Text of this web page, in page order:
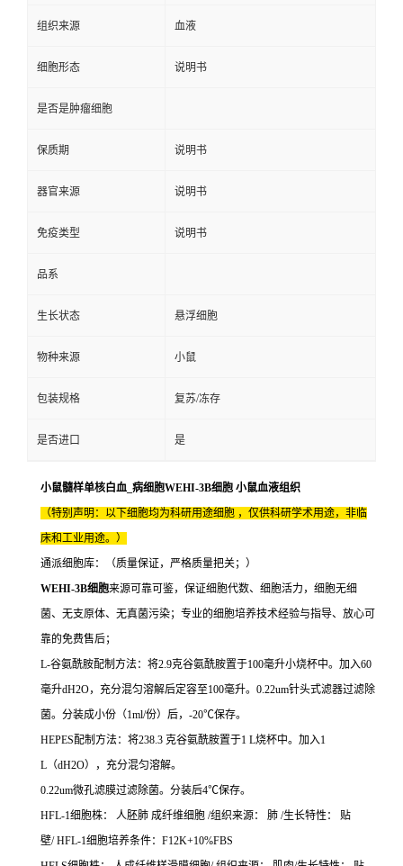
组织来源 血液
细胞形态 说明书
是否是肿瘤细胞
保质期 说明书
器官来源 说明书
免疫类型 说明书
品系
生长状态 悬浮细胞
物种来源 小鼠
包装规格 复苏/冻存
是否进口 是
小鼠髓样单核白血_病细胞WEHI-3B细胞 小鼠血液组织
（特别声明：以下细胞均为科研用途细胞 ，仅供科研学术用途，非临
床和工业用途。）
通派细胞库：（质量保证，严格质量把关；）
WEHI-3B细胞来源可靠可鉴，保证细胞代数、细胞活力，细胞无细
菌、无支原体、无真菌污染；专业的细胞培养技术经验与指导、放心可
靠的免费售后；
L-谷氨酰胺配制方法：将2.9克谷氨酰胺置于100毫升小烧杯中。加入60
毫升dH2O，充分混匀溶解后定容至100毫升。0.22um针头式滤器过滤除
菌。分装成小份（1ml/份）后，-20℃保存。
HEPES配制方法：将238.3 克谷氨酰胺置于1 L烧杯中。加入1
L（dH2O），充分混匀溶解。
0.22um微孔滤膜过滤除菌。分装后4℃保存。
HFL-1细胞株： 人胚肺 成纤维细胞 /组织来源： 肺 /生长特性： 贴
壁/ HFL-1细胞培养条件：F12K+10%FBS